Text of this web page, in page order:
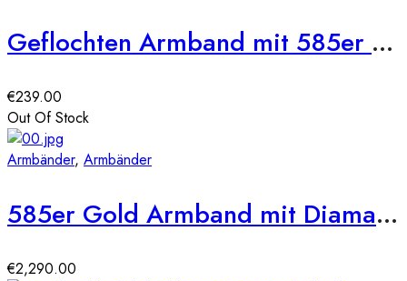
Geflochten Armband mit 585er Gelbgold Kugel
€239.00
Out Of Stock
Armbänder, Armbänder
585er Gold Armband mit Diamanten zus. 0,96ct.
€2,290.00